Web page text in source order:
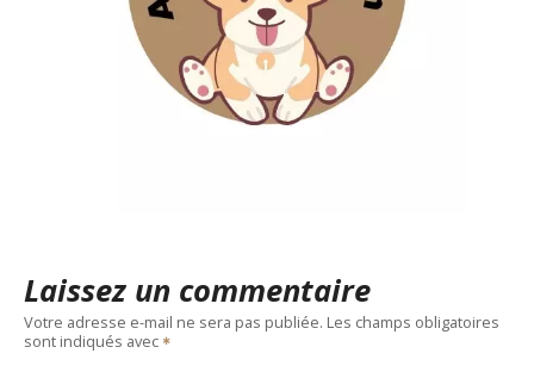
Laissez un commentaire
Votre adresse e-mail ne sera pas publiée. Les champs obligatoires
sont indiqués avec